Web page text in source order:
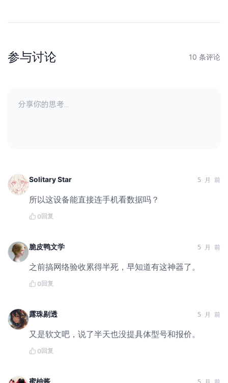
参与讨论 10 条评论
Solitary Star 5 月 前
所以这设备能直接连手机看数据吗？
0回复
脆皮鸭文学 5 月 前
之前搞网络验收累得半死，早知道有这神器了。
0回复
露珠剔透 5 月 前
又是软文吧，说了半天也没提具体型号和报价。
0回复
蜜柚酱